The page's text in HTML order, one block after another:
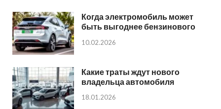
Когда электромобиль может
быть выгоднее бензинового
10.02.2026
Какие траты ждут нового
владельца автомобиля
18.01.2026